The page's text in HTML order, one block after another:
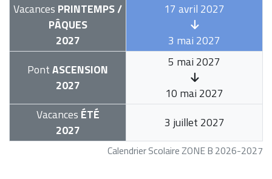
Calendrier Scolaire ZONE B 2026-2027
Vacances PRINTEMPS /
PÂQUES
2027
17 avril 2027
3 mai 2027
PontASCENSION
2027
5 mai 2027
10 mai 2027
Vacances ÉTÉ
2027
3 juillet 2027